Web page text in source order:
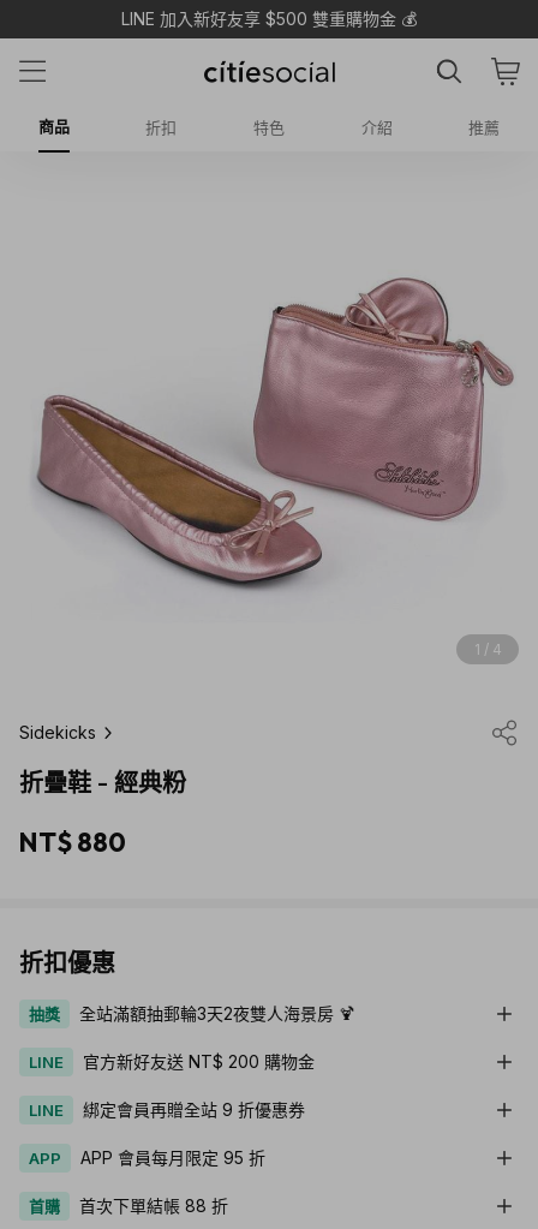
LINE 加入新好友享 $500 雙重購物金 💰
商品 折扣 特色 介紹 推薦
1 / 4
Sidekicks
折疊鞋 - 經典粉
NT$ 880
折扣優惠
抽獎 全站滿額抽郵輪3天2夜雙人海景房 🍹
LINE 官方新好友送 NT$ 200 購物金
LINE 綁定會員再贈全站 9 折優惠券
APP APP 會員每月限定 95 折
首購 首次下單結帳 88 折